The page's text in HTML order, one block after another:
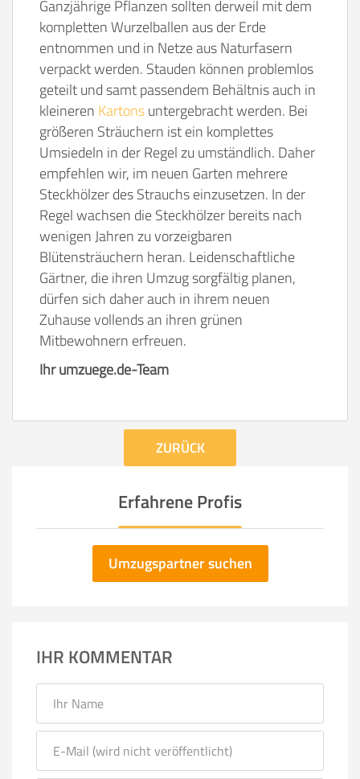
Ganzjährige Pflanzen sollten derweil mit dem
kompletten Wurzelballen aus der Erde
entnommen und in Netze aus Naturfasern
verpackt werden. Stauden können problemlos
geteilt und samt passendem Behältnis auch in
kleineren Kartonsuntergebracht werden. Bei
größeren Sträuchern ist ein komplettes
Umsiedeln in der Regel zu umständlich. Daher
empfehlen wir, im neuen Garten mehrere
Steckhölzer des Strauchs einzusetzen. In der
Regel wachsen die Steckhölzer bereits nach
wenigen Jahren zu vorzeigbaren
Blütensträuchern heran. Leidenschaftliche
Gärtner, die ihren Umzug sorgfältig planen,
dürfen sich daher auch in ihrem neuen
Zuhause vollends an ihren grünen
Mitbewohnern erfreuen.
Ihr umzuege.de-Team
ZURÜCK
Erfahrene Profis
Umzugspartner suchen
IHR KOMMENTAR